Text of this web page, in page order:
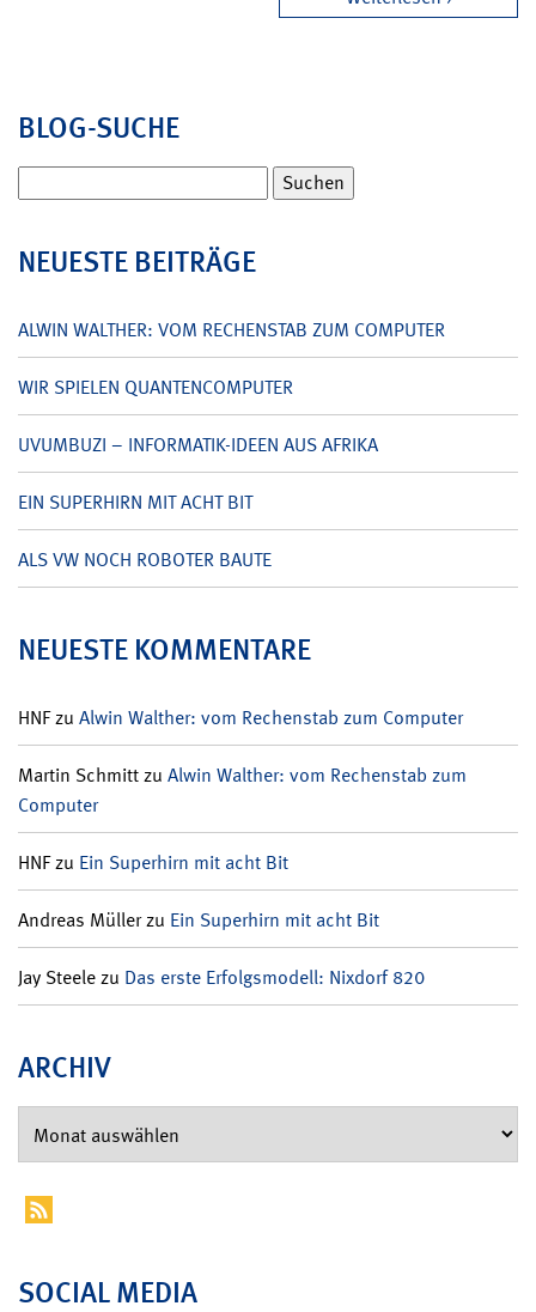
BLOG-SUCHE
nach:
NEUESTE BEITRÄGE
ALWIN WALTHER: VOM RECHENSTAB ZUM COMPUTER
WIR SPIELEN QUANTENCOMPUTER
UVUMBUZI – INFORMATIK-IDEEN AUS AFRIKA
EIN SUPERHIRN MIT ACHT BIT
ALS VW NOCH ROBOTER BAUTE
NEUESTE KOMMENTARE
HNFzu Alwin Walther: vom Rechenstab zum Computer
Martin Schmittzu Alwin Walther: vom Rechenstab zum
Computer
HNFzu Ein Superhirn mit acht Bit
Andreas Müllerzu Ein Superhirn mit acht Bit
Jay Steelezu Das erste Erfolgsmodell: Nixdorf 820
ARCHIV
SOCIAL MEDIA